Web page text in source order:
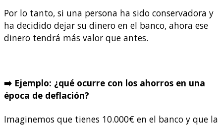
Por lo tanto, si una persona ha sido conservadora y
ha decidido dejar su dinero en el banco, ahora ese
dinero tendrá más valor que antes.
➡️ Ejemplo: ¿qué ocurre con los ahorros en una
época de deflación?
Imaginemos que tienes 10.000€ en el banco y que la